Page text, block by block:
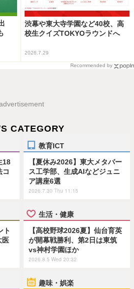
渋幕や東大寺学園など40校、高
校生クイズTOKYOラウンドへ
2026.7.29
Recommended by
CATEGORY
18
コ
教育ICT
【夏休み2026】東大メタバー
ス工学部、生成AIなどジュニ
ア講座6選
2026.7.30 Thu 11:15
ト
医
生活・健康
【高校野球2026夏】仙台育英
が開幕戦勝利、第2日は東筑
vs神村学園ほか
2026.8.5 Wed 20:32
趣味・娯楽